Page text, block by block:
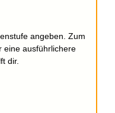
angeben. Zum
eine ausführlichere
dir.